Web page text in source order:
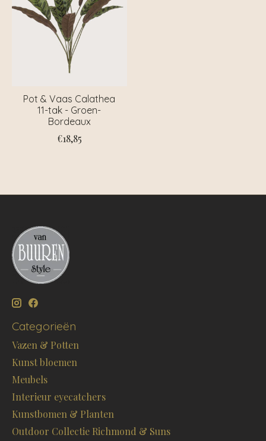
Pot & Vaas Calathea
11-tak - Groen-
Bordeaux
€18,85
Categorieën
Vazen & Potten
Kunst bloemen
Meubels
Interieur eyecatchers
Kunstbomen & Planten
Outdoor Collectie Richmond & Suns